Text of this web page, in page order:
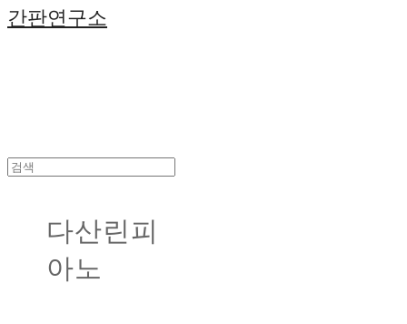
간판연구소
다산린피
아노